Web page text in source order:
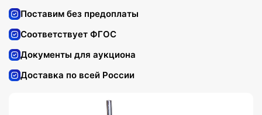
Поставим без предоплаты
Соответствует ФГОС
Документы для аукциона
Доставка по всей России